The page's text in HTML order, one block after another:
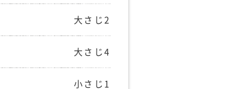
大さじ2
大さじ4
小さじ1